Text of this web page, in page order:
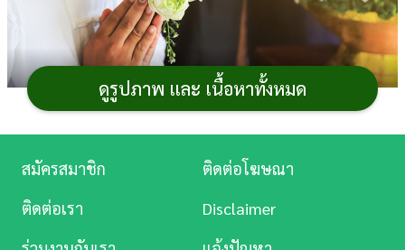
รู้หรือไม่ว่าการ ไหว้เทวดาประจำตัวนั้นไม่ได้ยุ่งยาก
อย่างที่คิด เพียงแค่มีน้ำสะอาด 1 แก้ว ตั้งจิตใจให้นิ่ง และ
ดูรูปภาพ และ เนื้อหาทั้งหมด
บันเทิง
ดู
หนัง
สมัครสมาชิก
ติดต่อโฆษณา
ติดต่อเรา
Disclaimer